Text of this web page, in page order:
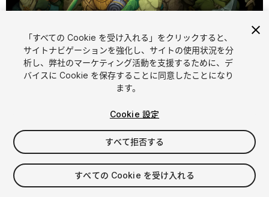
1 /2
$9.99
消費税は決済時に計算されます
「すべての Cookie を受け入れる」をクリックすると、
サイトナビゲーションを強化し、サイトの使用状況を分
析し、弊社のマーケティング活動を支援するために、デ
バイスに Cookie を保存することに同意したことになり
ます。
Cookie 設定
すべて拒否する
すべての Cookie を受け入れる